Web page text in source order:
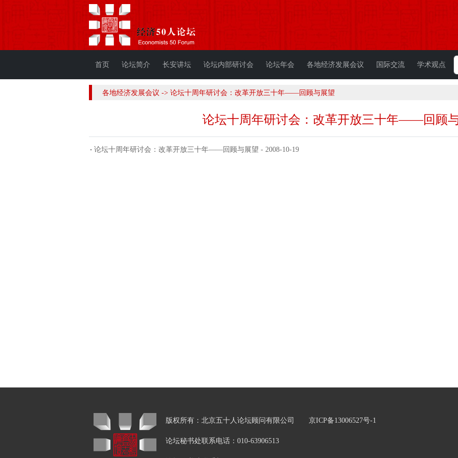
首页 论坛简介 长安讲坛 论坛内部研讨会 论坛年会 各地经济发展会议 国际交流 学术观点
各地经济发展会议 -> 论坛十周年研讨会：改革开放三十年——回顾与展望
论坛十周年研讨会：改革开放三十年——回顾
论坛十周年研讨会：改革开放三十年——回顾与展望 - 2008-10-19
版权所有：北京五十人论坛顾问有限公司 京ICP备13006527号-1
论坛秘书处联系电话：010-63906513